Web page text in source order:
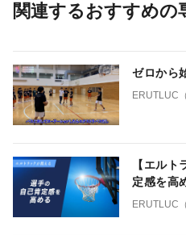
関連するおすすめの
ゼロから
ERUTLUC
【エル
定感を高
ERUTLUC